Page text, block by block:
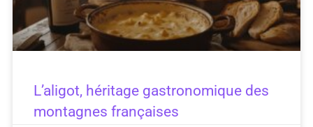
L’aligot, héritage gastronomique des
montagnes françaises